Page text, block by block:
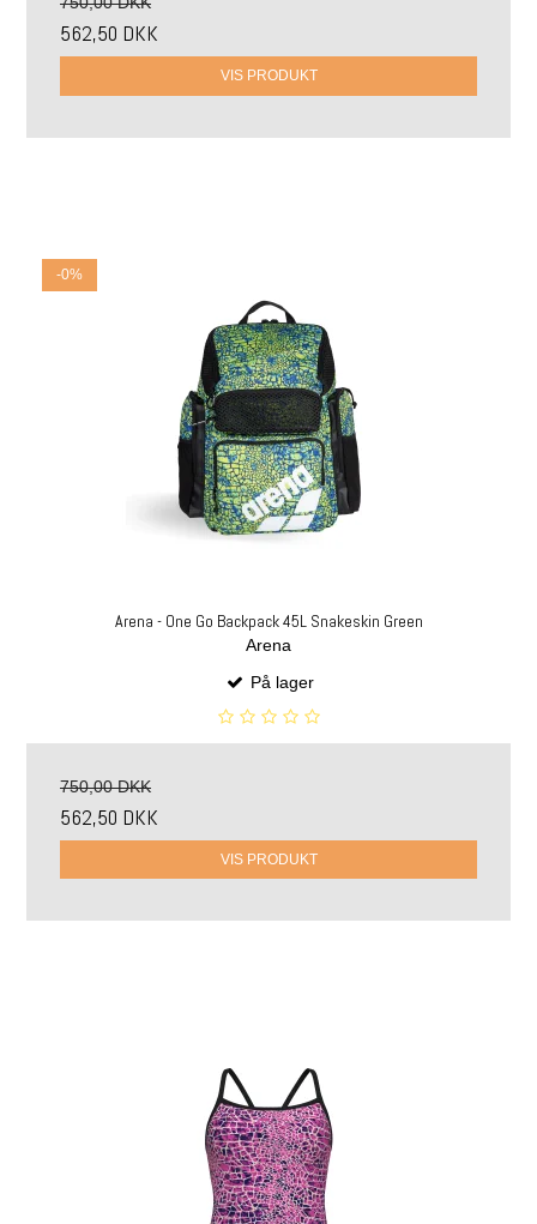
562,50 DKK
VIS PRODUKT
-0%
Arena - One Go Backpack 45L Snakeskin Green
Arena
På lager
750,00 DKK
562,50 DKK
VIS PRODUKT